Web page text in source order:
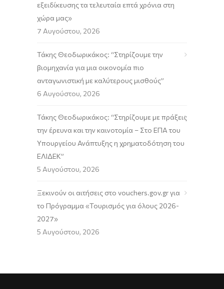
εξειδίκευσης τα τελευταία επτά χρόνια στη
χώρα μας»
7 Αυγούστου, 2026
Τάκης Θεοδωρικάκος: “Στηρίζουμε την
βιομηχανία για μια οικονομία πιο
ανταγωνιστική με καλύτερους μισθούς”
6 Αυγούστου, 2026
Τάκης Θεοδωρικάκος: “Στηρίζουμε με πράξεις
την έρευνα και την καινοτομία – Στο ΕΠΑ του
Υπουργείου Ανάπτυξης η χρηματοδότηση του
ΕΛΙΔΕΚ”
5 Αυγούστου, 2026
Ξεκινούν οι αιτήσεις στο vouchers.gov.gr για
το Πρόγραμμα «Τουρισμός για όλους 2026-
2027»
5 Αυγούστου, 2026